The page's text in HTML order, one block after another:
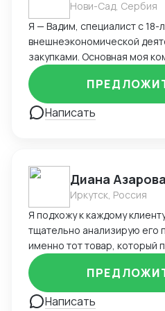
Нови-Сад, Сербия
Я — Вадим, специалист с 18-
внешнеэкономической
закупками. Основная моя
цикл работы с
очередь из Китая, включая
организацию логистики и
Ключевые навыки и
доставки. Запускал более
собственным брендом на
Wildberries. Контролировал
000 $ в год, оптимизируя
предоплаты. Вёл
продукции, претензионную
Управлял складскими
оптимальные объёмы
оборачиваемость и
Уверенно работаю с ВЭД-
Написать
Диана Азарова
Иркутск, Россия
Я подхожу к каждому
тщательно анализирую его
именно тот товар, который
прибыль. Мой опыт
находить лучшие
полное сопровождение
контакта с поставщиком до
Написать